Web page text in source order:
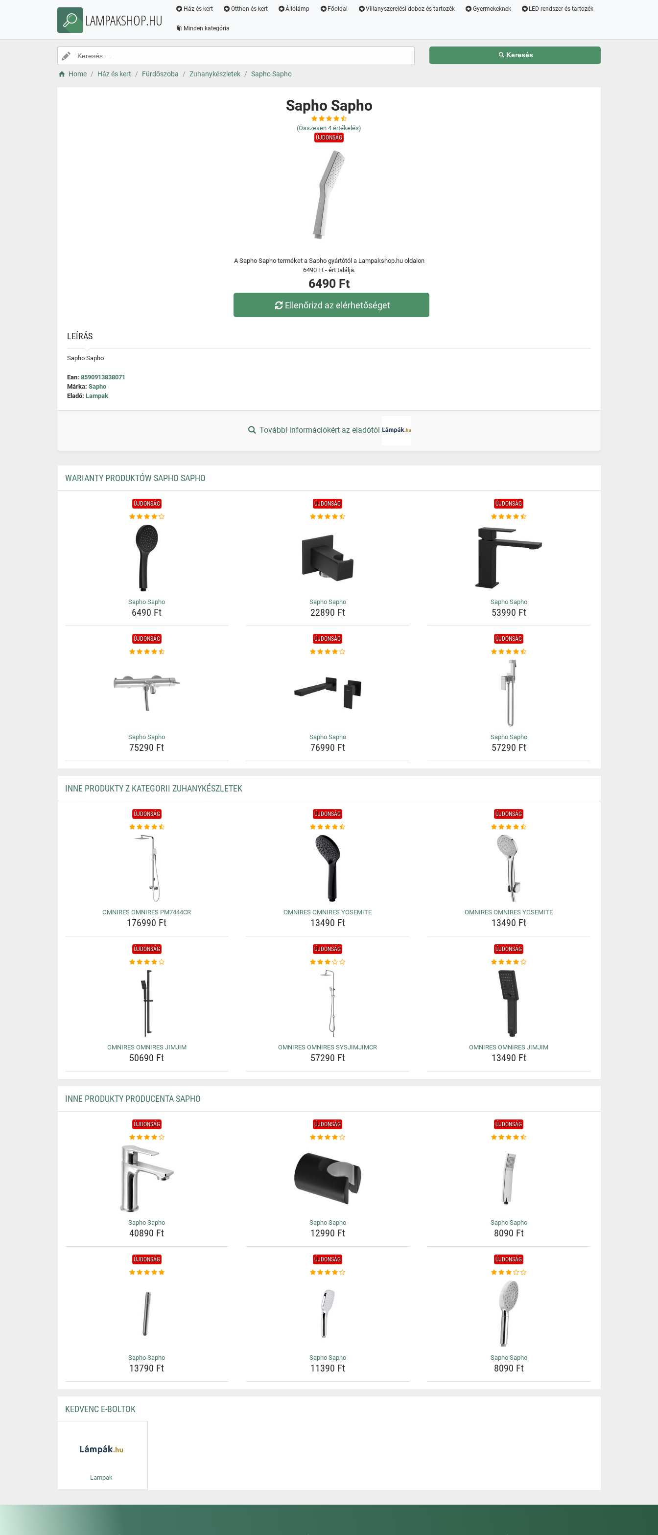
LAMPAKSHOP.HU
Ház és kert Otthon és kert Állólámp Főoldal Villanyszerelési doboz és tartozék Gyermekeknek LED rendszer és tartozék
Minden kategória
Keresés
Home Ház és kert Fürdőszoba Zuhanykészletek Sapho Sapho
Sapho Sapho
(Összesen 4 értékelés)
ÚJDONSÁG
A Sapho Sapho terméket a Sapho gyártótól a Lampakshop.hu oldalon
6490 Ft - ért találja.
6490 Ft
Ellenőrizd az elérhetőséget
LEÍRÁS
Sapho Sapho
Ean: 8590913838071
Márka: Sapho
Eladó: Lampak
További információkért az eladótól
WARIANTY PRODUKTÓW SAPHO SAPHO
ÚJDONSÁG
Sapho Sapho
6490 Ft
ÚJDONSÁG
Sapho Sapho
22890 Ft
ÚJDONSÁG
Sapho Sapho
53990 Ft
ÚJDONSÁG
Sapho Sapho
75290 Ft
ÚJDONSÁG
Sapho Sapho
76990 Ft
ÚJDONSÁG
Sapho Sapho
57290 Ft
INNE PRODUKTY Z KATEGORII ZUHANYKÉSZLETEK
ÚJDONSÁG
OMNIRES OMNIRES PM7444CR
176990 Ft
ÚJDONSÁG
OMNIRES OMNIRES YOSEMITE
13490 Ft
ÚJDONSÁG
OMNIRES OMNIRES YOSEMITE
13490 Ft
ÚJDONSÁG
OMNIRES OMNIRES JIMJIM
50690 Ft
ÚJDONSÁG
OMNIRES OMNIRES SYSJIMJIMCR
57290 Ft
ÚJDONSÁG
OMNIRES OMNIRES JIMJIM
13490 Ft
INNE PRODUKTY PRODUCENTA SAPHO
ÚJDONSÁG
Sapho Sapho
40890 Ft
ÚJDONSÁG
Sapho Sapho
12990 Ft
ÚJDONSÁG
Sapho Sapho
8090 Ft
ÚJDONSÁG
Sapho Sapho
13790 Ft
ÚJDONSÁG
Sapho Sapho
11390 Ft
ÚJDONSÁG
Sapho Sapho
8090 Ft
KEDVENC E-BOLTOK
Lampak